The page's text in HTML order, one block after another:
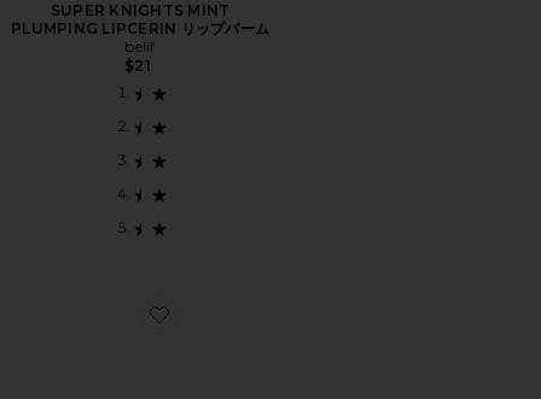
SUPER KNIGHTS MINT
PLUMPING LIPCERIN リップバーム
belif
$21
Favorite AQUA BOMB SLEEPING MASK マスク